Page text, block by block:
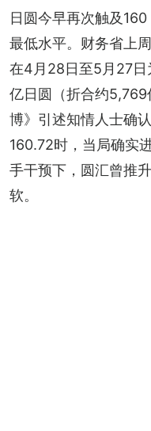
日圆今早再次触及
最低水平。财务省上
在4月28日至5月27日
亿日圆（折合约
博》引述知情人士确
160.72时，当局确实
手干预下，圆汇曾推
软。